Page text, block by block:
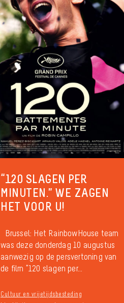
“120 SLAGEN PER
MINUTEN.” WE ZAGEN
HET VOOR U!
Brussel: Het RainbowHouse team
was deze donderdag 10 augustus
aanwezig op de persvertoning van
de film “120 slagen per...
Cultuur en vrijetijdsbesteding